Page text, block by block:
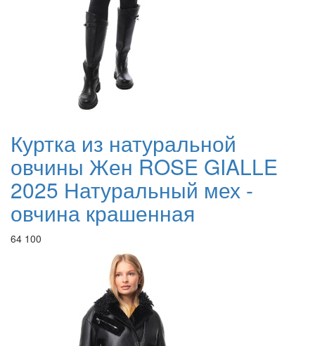
Куртка из натуральной
овчины Жен ROSE GIALLE
2025 Натуральный мех -
овчина крашенная
64 100